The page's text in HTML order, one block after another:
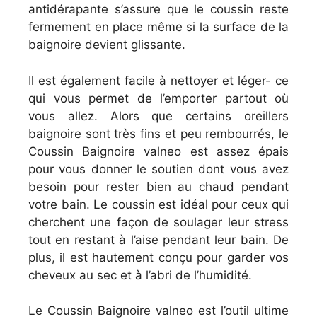
antidérapante s’assure que le coussin reste
fermement en place même si la surface de la
baignoire devient glissante.
Il est également facile à nettoyer et léger- ce
qui vous permet de l’emporter partout où
vous allez. Alors que certains oreillers
baignoire sont très fins et peu rembourrés, le
Coussin Baignoire valneo est assez épais
pour vous donner le soutien dont vous avez
besoin pour rester bien au chaud pendant
votre bain. Le coussin est idéal pour ceux qui
cherchent une façon de soulager leur stress
tout en restant à l’aise pendant leur bain. De
plus, il est hautement conçu pour garder vos
cheveux au sec et à l’abri de l’humidité.
Le Coussin Baignoire valneo est l’outil ultime